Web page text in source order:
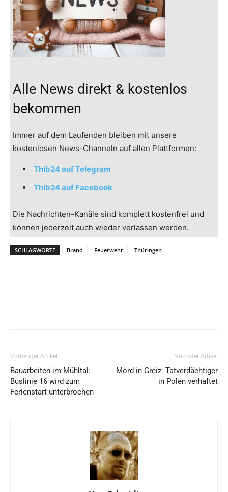
Alle News direkt & kostenlos
bekommen
Immer auf dem Laufenden bleiben mit unsere
kostenlosen News-Channeln auf allen Plattformen:
Thib24 auf Telegram
Thib24 auf Facebook
Die Nachrichten-Kanäle sind komplett kostenfrei und
können jederzeit auch wieder verlassen werden.
SCHLAGWORTE Brand Feuerwehr Thüringen
Vorheriger Artikel
Bauarbeiten im Mühltal:
Buslinie 16 wird zum
Ferienstart unterbrochen
Nächster Artikel
Mord in Greiz: Tatverdächtiger
in Polen verhaftet